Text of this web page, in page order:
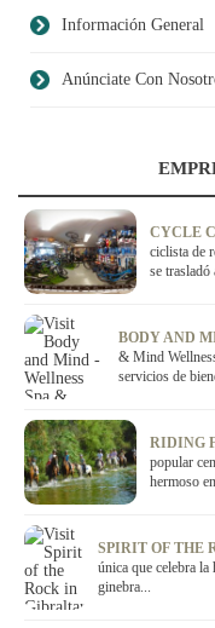
Información General
Anúnciate Con
CYCLE
ciclista de
se trasladó
BODY AND
& Mind
servicios de
RIDING
popular
hermoso
SPIRIT OF THE
única que celebra
ginebra...